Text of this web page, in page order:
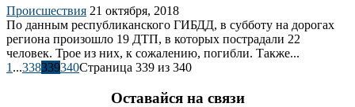
Происшествия 21 октября, 2018
По данным республиканского ГИБДД, в субботу на дорогах
региона произошло 19 ДТП, в которых пострадали 22
человек. Трое из них, к сожалению, погибли. Также...
1 ...338339340Страница 339 из 340
Оставайся на связи